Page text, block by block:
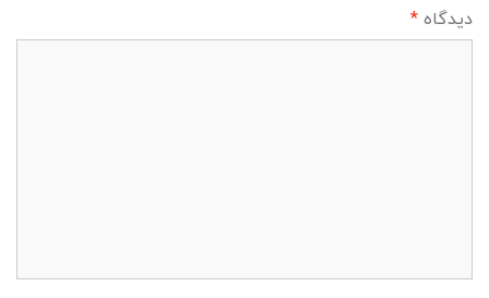
دیدگاه *